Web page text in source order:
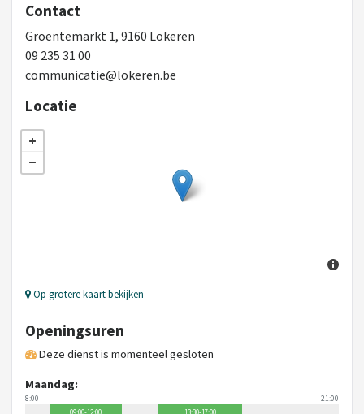
Contact
Groentemarkt 1, 9160 Lokeren
09 235 31 00
communicatie@lokeren.be
Locatie
Op grotere kaart bekijken
Openingsuren
Deze dienst is momenteel gesloten
Maandag:
8:00 21:00
09:00-12:00 13:30-17:00